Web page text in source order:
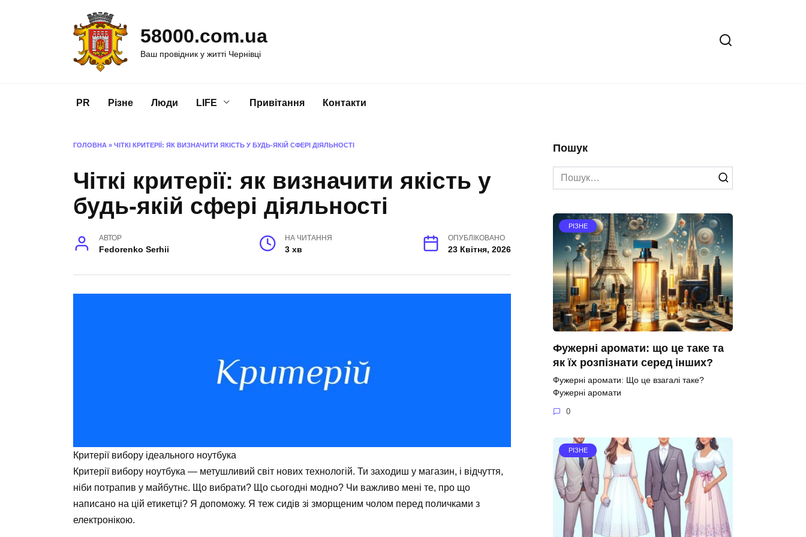
58000.com.ua
Ваш провідник у житті Чернівці
PR Різне Люди LIFE Привітання Контакти
ГОЛОВНА » ЧІТКІ КРИТЕРІЇ: ЯК ВИЗНАЧИТИ ЯКІСТЬ У БУДЬ-ЯКІЙ СФЕРІ ДІЯЛЬНОСТІ
Чіткі критерії: як визначити якість у
будь-якій сфері діяльності
АВТОР
Fedorenko Serhii
НА ЧИТАННЯ
3 хв
ОПУБЛІКОВАНО
23 Квітня, 2026
Критерії вибору ідеального ноутбука
Критерії вибору ноутбука — метушливий світ нових технологій. Ти заходиш у магазин, і відчуття,
ніби потрапив у майбутнє. Що вибрати? Що сьогодні модно? Чи важливо мені те, про що
написано на цій етикетці? Я допоможу. Я теж сидів зі зморщеним чолом перед поличками з
електронікою.
Пошук
Search
for:
РІЗНЕ
Фужерні аромати: що це таке та
як їх розпізнати серед інших?
Фужерні аромати: Що це взагалі таке?
Фужерні аромати
0
РІЗНЕ